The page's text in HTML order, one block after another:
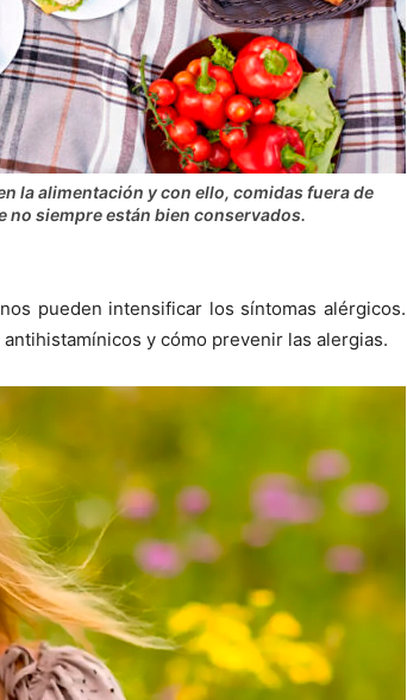
la alimentación y con ello, comidas fuera de
no siempre están bien conservados.
pueden intensificar los síntomas alérgicos.
y cómo prevenir las alergias.